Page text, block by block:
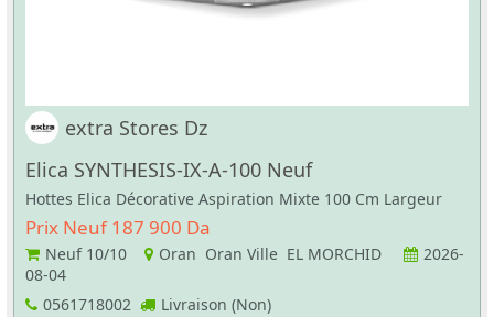
extra Stores Dz
Elica SYNTHESIS-IX-A-100 Neuf
Hottes Elica Décorative Aspiration Mixte 100 Cm Largeur
Prix Neuf 187 900 Da
Neuf 10/10 Oran Oran Ville EL MORCHID
2026-
08-04
0561718002
Livraison (Non)